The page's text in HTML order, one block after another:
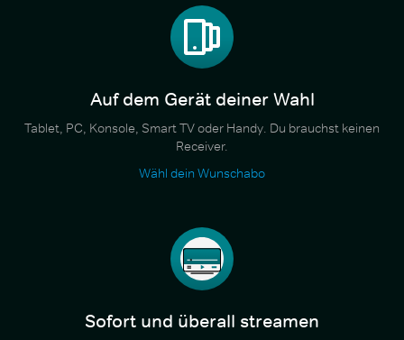
Auf dem Gerät deiner Wahl
Tablet, PC, Konsole, Smart TV oder Handy. Du brauchst keinen
Receiver.
Wähl dein Wunschabo
Sofort und überall streamen